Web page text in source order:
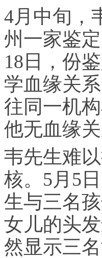
4月中旬，
州一家鉴
18日，份
学血缘关
往同一机
他无血缘关
韦先生难
核。5月5
生与三名
女儿的头
然显示三